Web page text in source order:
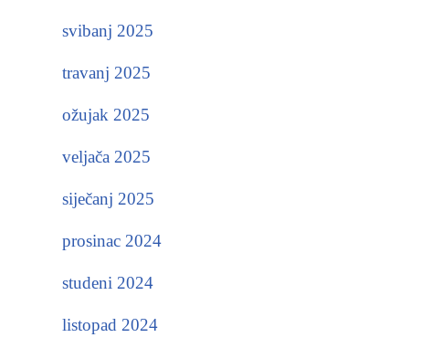
svibanj 2025
travanj 2025
ožujak 2025
veljača 2025
siječanj 2025
prosinac 2024
studeni 2024
listopad 2024